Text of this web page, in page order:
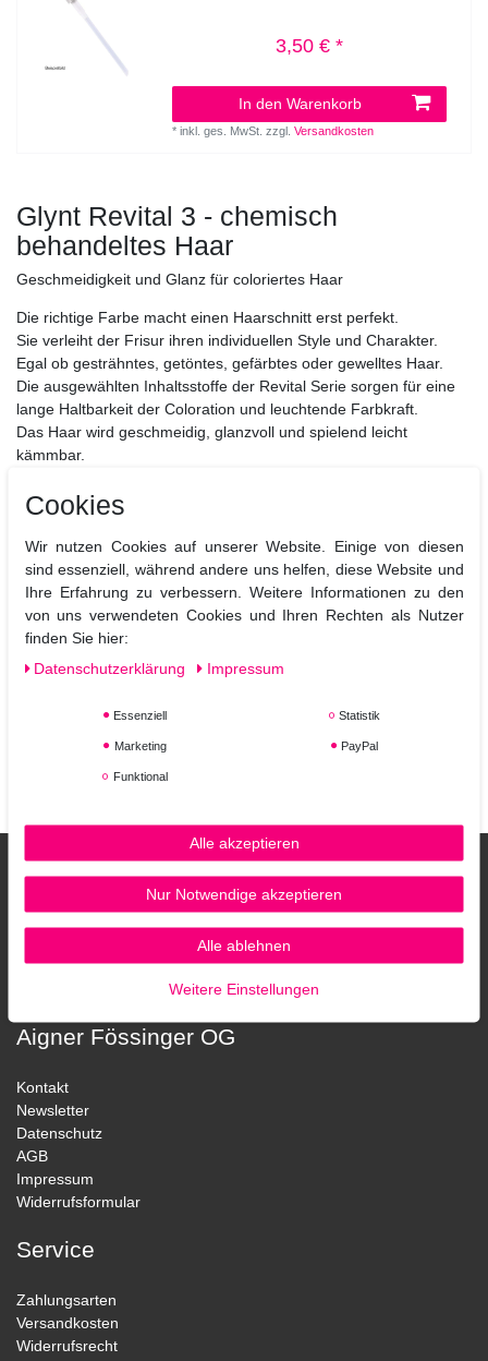
3,50 € *
In den Warenkorb
*inkl. ges. MwSt. zzgl.Versandkosten
Glynt Revital 3 - chemisch
behandeltes Haar
Geschmeidigkeit und Glanz für coloriertes Haar
Die richtige Farbe macht einen Haarschnitt erst perfekt.
Sie verleiht der Frisur ihren individuellen Style und Charakter.
Egal ob gesträhntes, getöntes, gefärbtes oder gewelltes Haar.
Die ausgewählten Inhaltsstoffe der Revital Serie sorgen für eine
lange Haltbarkeit der Coloration und leuchtende Farbkraft.
Das Haar wird geschmeidig, glanzvoll und spielend leicht
kämmbar.
Die Revital Produkte
sehnt.
Das Haar erhält außergewöhnlichen Glanz, seidigen Griff und
einfache Kämmbarkeit.
Alle Produkte enthalten einen Zuckerextrakt aus den Kernen der
indischen Kassie-Pflanze.
Dieser Wirkstoff gilt als pflanzliche Alternative zur Hyaluronsäure
Die Revital Serie wird durch einen zarten Blütenduft mit frischer
Glynt Revital Regain Shampoo
Aigner Fössinger OG
Kontakt
Newsletter
Datenschutz
AGB
Impressum
Widerrufsformular
Service
Zahlungsarten
Versandkosten
Widerrufsrecht
Cookies
Wir nutzen Cookies auf unserer Website. Einige von diesen
sind essenziell, während andere uns helfen, diese Website und
Ihre Erfahrung zu verbessern. Weitere Informationen zu den
von uns verwendeten Cookies und Ihren Rechten als Nutzer
finden Sie hier:
Daten­schutz­erklärung
Impressum
Essenziell Statistik
Marketing PayPal
Funktional
Alle akzeptieren
Nur Notwendige akzeptieren
Alle ablehnen
Weitere Einstellungen